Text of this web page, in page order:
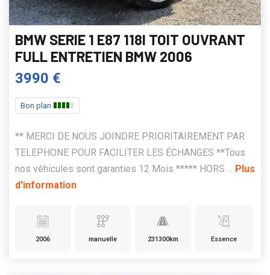
BMW SERIE 1 E87 118I TOIT OUVRANT
FULL ENTRETIEN BMW 2006
3990 €
Bon plan
** MERCI DE NOUS JOINDRE PRIORITAIREMENT PAR
TELEPHONE POUR FACILITER LES ÉCHANGES **Tous
nos véhicules sont garanties 12 Mois ***** HORS ... Plus
d'information
2006 manuelle 231300km Essence